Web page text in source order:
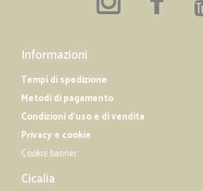
Informazioni
Tempi di spedizione
Metodi di pagamento
Condizioni d'uso e di vendita
Privacy e cookie
Cookie banner
Cicalia